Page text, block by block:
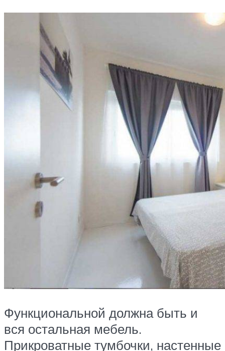
Функциональной должна быть и
вся остальная мебель.
Прикроватные тумбочки, настенные